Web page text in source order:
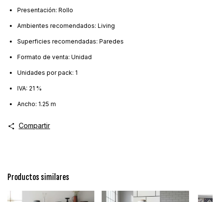
Presentación: Rollo
Ambientes recomendados: Living
Superficies recomendadas: Paredes
Formato de venta: Unidad
Unidades por pack: 1
IVA: 21 %
Ancho: 1.25 m
Compartir
Productos similares